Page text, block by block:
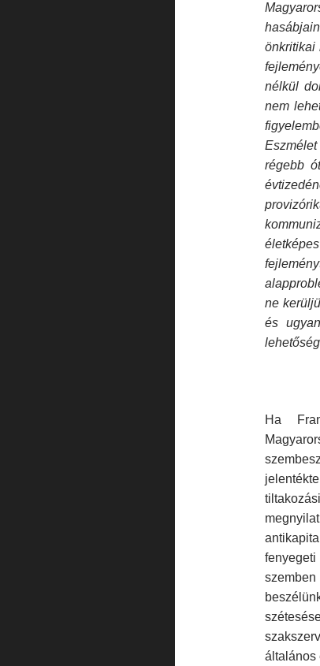
önkritikai
nélkül
nem
régebb
ne
és
Ha
fenyegeti
általános